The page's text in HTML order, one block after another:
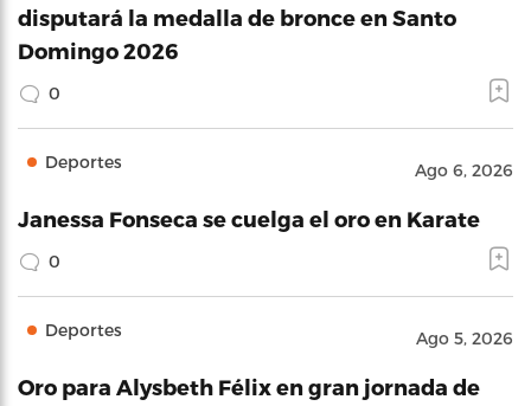
disputará la medalla de bronce en Santo
Domingo 2026
0
Deportes Ago 6, 2026
Janessa Fonseca se cuelga el oro en Karate
0
Deportes Ago 5, 2026
Oro para Alysbeth Félix en gran jornada de